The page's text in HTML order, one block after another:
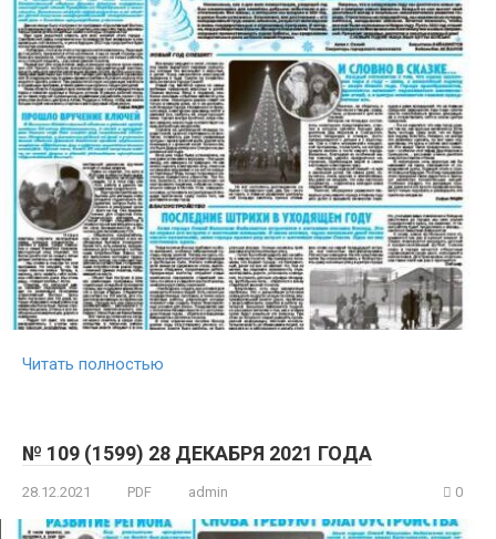
Читать полностью
№ 109 (1599) 28 ДЕКАБРЯ 2021 ГОДА
28.12.2021 PDF admin 0